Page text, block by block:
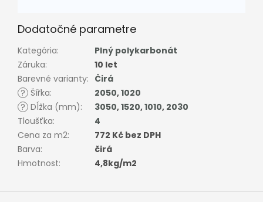
Dodatočné parametre
Kategória:
Plný polykarbonát
Záruka:
10 let
Barevné varianty: Čirá
? Šířka: 2050,1020
? Dĺžka (mm): 3050,1520,1010, 2030
Tloušťka:
4
Cena za m2:
772 Kč bez DPH
Barva:
čirá
Hmotnost: 4,8kg/m2
Z